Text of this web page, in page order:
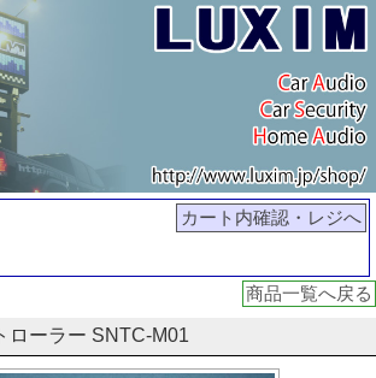
カート内確認・レジへ
商品一覧へ戻る
ローラー SNTC-M01